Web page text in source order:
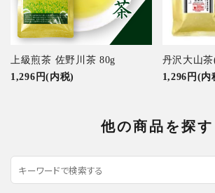
上級煎茶 佐野川茶 80g
1,296円(内税)
丹沢大山
1,296円(内
他の商品を探す